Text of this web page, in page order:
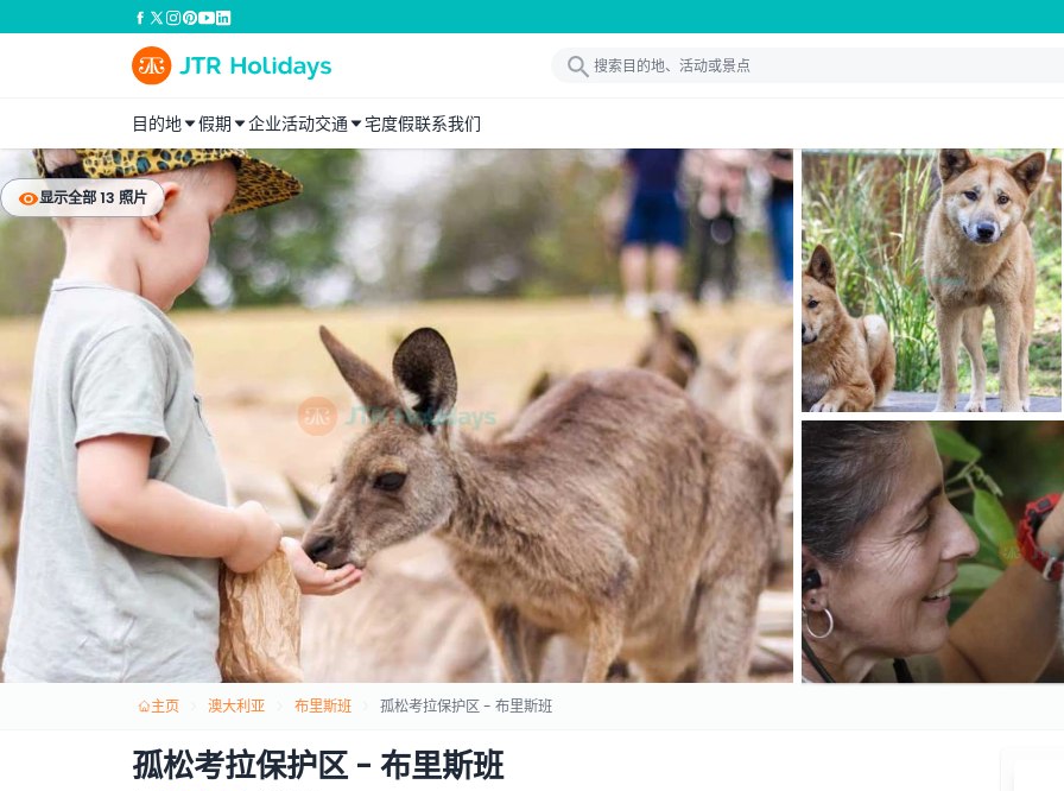
目的地 假期 企业活动交通 宅度假联系我们
显示全部 13 照片
主页 澳大利亚 布里斯班 孤松考拉保护区 - 布里斯班
孤松考拉保护区 - 布里斯班